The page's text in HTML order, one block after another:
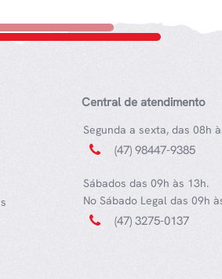
Central de atendimento
Segunda a sexta, das 08h
(47) 98447-9385
Sábados das 09h às 13h.
No Sábado Legal das 09h
(47) 3275-0137